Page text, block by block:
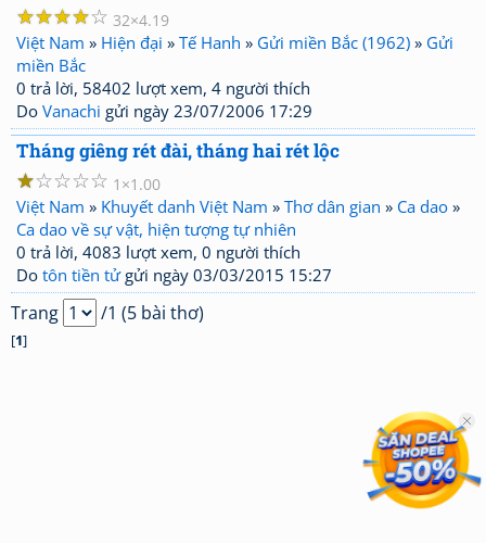
☆
☆
☆
☆
☆ 32 4.19
Việt Nam » Hiện đại » Tế Hanh » Gửi miền Bắc (1962) » Gửi
miền Bắc
0 trả lời, 58402 lượt xem, 4 người thích
Do Vanachi gửi ngày 23/07/2006 17:29
Tháng giêng rét đài, tháng hai rét lộc
☆
☆
☆
☆
☆ 1 1.00
Việt Nam » Khuyết danh Việt Nam » Thơ dân gian » Ca dao »
Ca dao về sự vật, hiện tượng tự nhiên
0 trả lời, 4083 lượt xem, 0 người thích
Do tôn tiền tửgửi ngày 03/03/2015 15:27
Trang /1 (5 bài thơ)
[1]